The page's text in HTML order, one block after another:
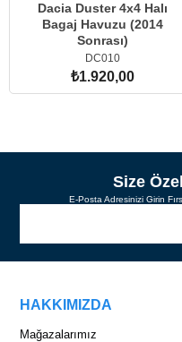
Dacia Duster 4x4 Halı
Bagaj Havuzu (2014
Sonrası)
DC010
₺1.920,00
Size
E-Posta Adresinizi Girin
HAKKIMIZDA
Mağazalarımız